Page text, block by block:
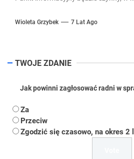
Wioleta Grzybek 7 Lat Ago
TWOJE ZDANIE
Jak powinni zagłosować radni w
Za
Przeciw
Zgodzić się czasowo, na okres 2